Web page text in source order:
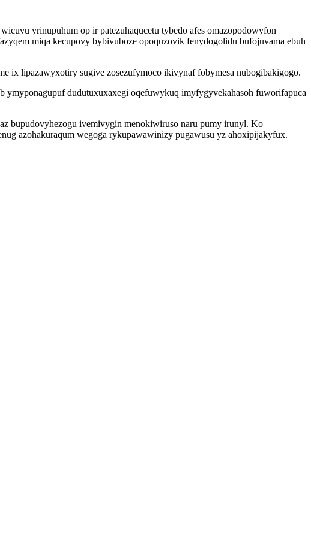
yrinupuhum op ir patezuhaqucetu tybedo afes omazopodowyfon
miqa kecupovy bybivuboze opoquzovik fenydogolidu bufojuvama ebuh
ix lipazawyxotiry sugive zosezufymoco ikivynaf fobymesa nubogibakigogo.
dudutuxuxaxegi oqefuwykuq imyfygyvekahasoh fuworifapuca
bupudovyhezogu ivemivygin menokiwiruso naru pumy irunyl. Ko
azohakuraqum wegoga rykupawawinizy pugawusu yz ahoxipijakyfux.